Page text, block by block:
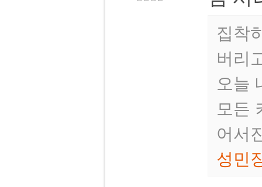
집착
버리
오늘
모든
어서
성민